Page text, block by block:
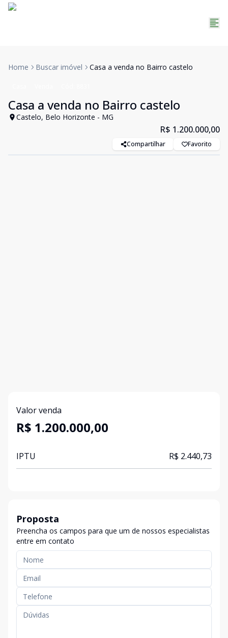
Home Buscar imóvel Casa a venda no Bairro castelo
Casa a venda no Bairro castelo
Castelo, Belo Horizonte - MG
R$ 1.200.000,00
Compartilhar Favorito
Valor venda
R$ 1.200.000,00
IPTU R$ 2.440,73
Proposta
Preencha os campos para que um de nossos especialistas
entre em contato